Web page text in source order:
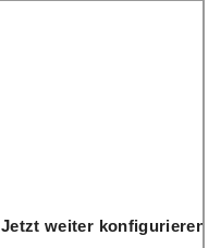
Jetzt weiter konfigurieren